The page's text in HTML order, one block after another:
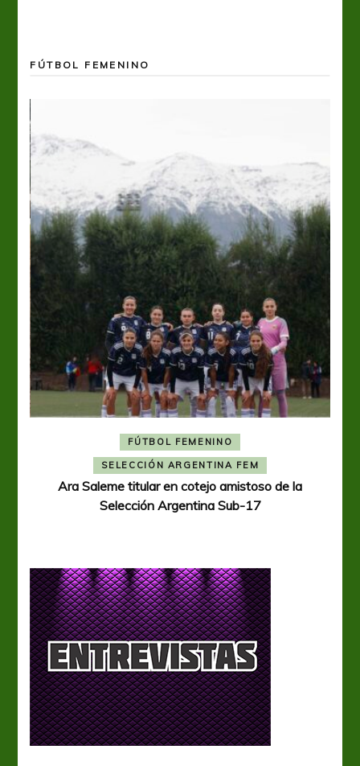
FÚTBOL FEMENINO
FÚTBOL FEMENINO
SELECCIÓN ARGENTINA FEM
Ara Saleme titular en cotejo amistoso de la
Selección Argentina Sub-17